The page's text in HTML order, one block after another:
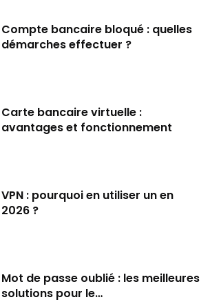
Compte bancaire bloqué : quelles
démarches effectuer ?
Carte bancaire virtuelle :
avantages et fonctionnement
VPN : pourquoi en utiliser un en
2026 ?
Mot de passe oublié : les meilleures
solutions pour le…